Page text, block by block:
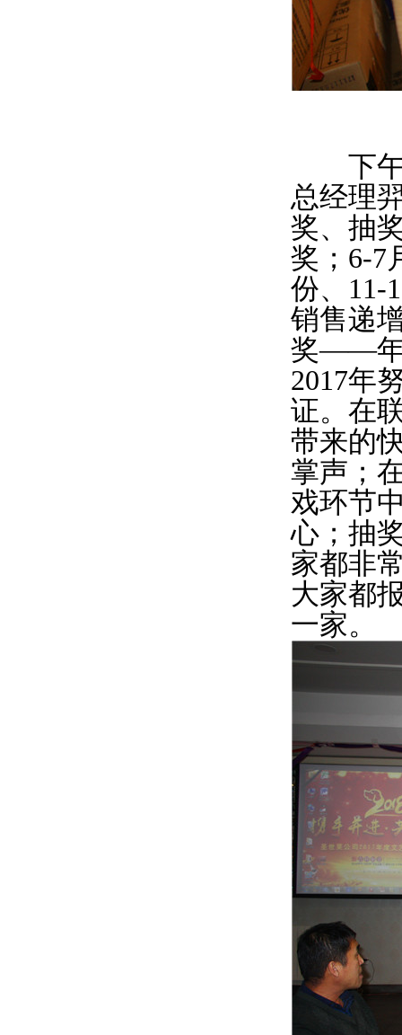
下午3
总经理
奖、抽
奖；6-7
份、11-
销售递
奖——年
2017年
证。在
带来的
掌声；
戏环节
心；抽
家都非
大家都
一家。